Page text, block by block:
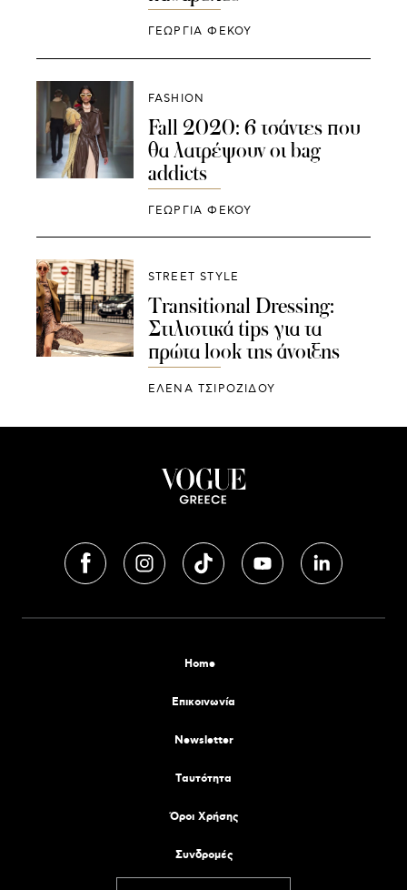
ΓΕΩΡΓΙΑ ΦΕΚΟΥ
FASHION
Fall 2020: 6 τσάντες που
θα λατρέψουν οι bag
addicts
ΓΕΩΡΓΙΑ ΦΕΚΟΥ
STREET STYLE
Transitional Dressing:
Στιλιστικά tips για τα
πρώτα look της άνοιξης
ΈΛΕΝΑ ΤΣΙΡΟΖΊΔΟΥ
Home
Επικοινωνία
Newsletter
Tαυτότητα
Όροι Χρήσης
Συνδρομές